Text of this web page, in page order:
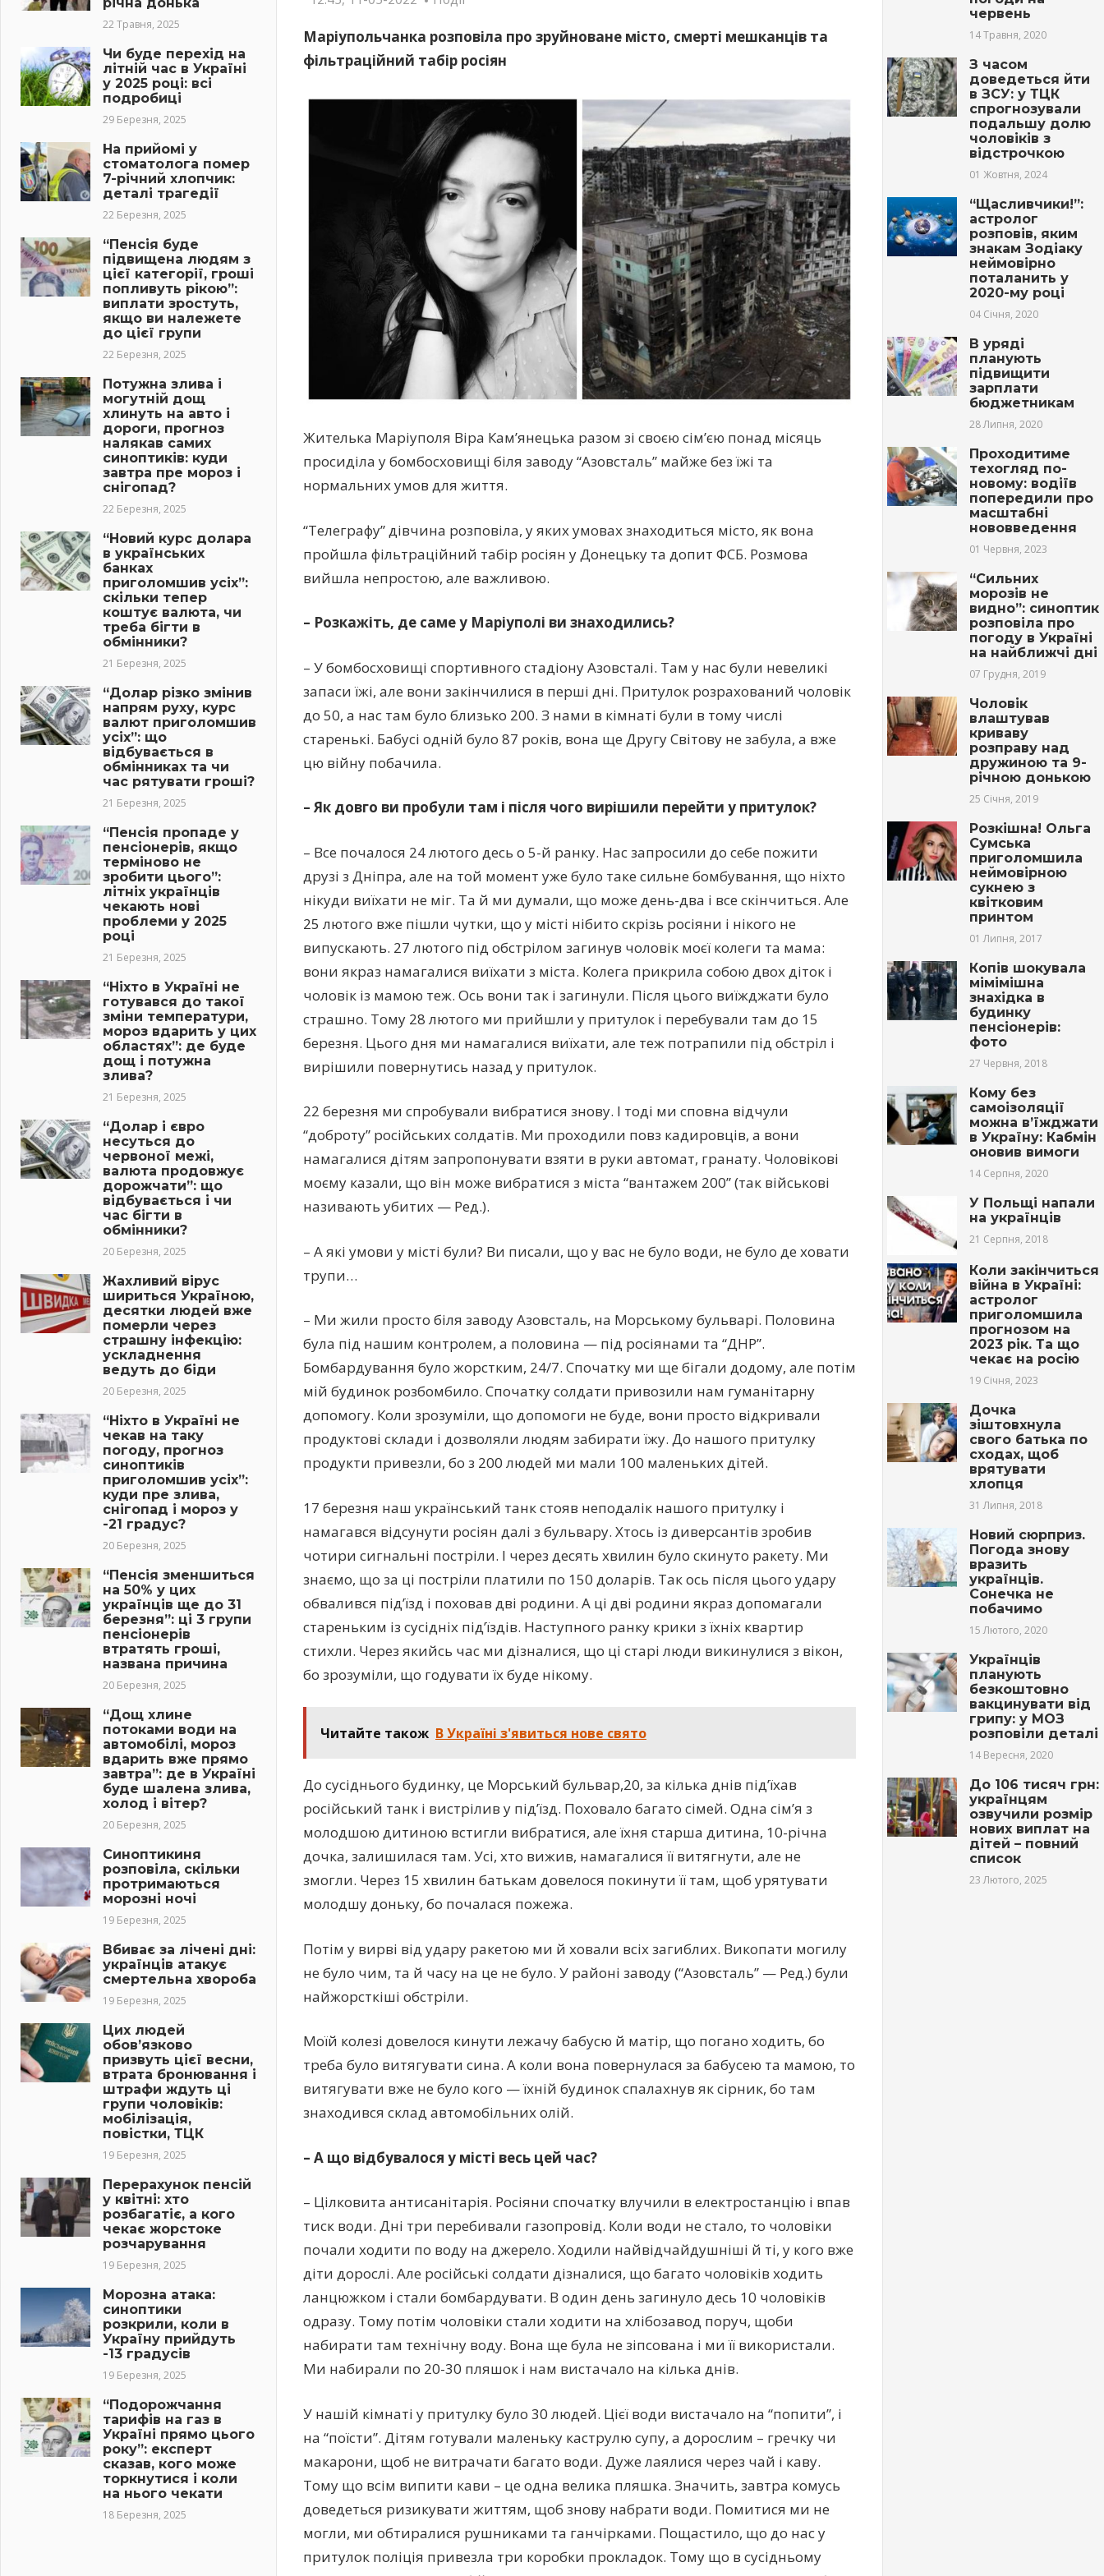
Маріупольчанка розповіла про зруйноване місто, смерті мешканців та
фільтраційний табір росіян
Жителька Маріуполя Віра Кам’янецька разом зі своєю сім’єю понад місяць
просиділа у бомбосховищі біля заводу “Азовсталь” майже без їжі та
нормальних умов для життя.
“Телеграфу” дівчина розповіла, у яких умовах знаходиться місто, як вона
пройшла фільтраційний табір росіян у Донецьку та допит ФСБ. Розмова
вийшла непростою, але важливою.
– Розкажіть, де саме у Маріуполі ви знаходились?
– У бомбосховищі спортивного стадіону Азовсталі. Там у нас були невеликі
запаси їжі, але вони закінчилися в перші дні. Притулок розрахований чоловік
до 50, а нас там було близько 200. З нами в кімнаті були в тому числі
старенькі. Бабусі одній було 87 років, вона ще Другу Світову не забула, а вже
цю війну побачила.
– Як довго ви пробули там і після чого вирішили перейти у притулок?
– Все почалося 24 лютого десь о 5-й ранку. Нас запросили до себе пожити
друзі з Дніпра, але на той момент уже було таке сильне бомбування, що ніхто
нікуди виїхати не міг. Та й ми думали, що може день-два і все скінчиться. Але
25 лютого вже пішли чутки, що у місті нібито скрізь росіяни і нікого не
випускають. 27 лютого під обстрілом загинув чоловік моєї колеги та мама:
вони якраз намагалися виїхати з міста. Колега прикрила собою двох діток і
чоловік із мамою теж. Ось вони так і загинули. Після цього виїжджати було
страшно. Тому 28 лютого ми прийшли у притулок і перебували там до 15
березня. Цього дня ми намагалися виїхати, але теж потрапили під обстріл і
вирішили повернутись назад у притулок.
22 березня ми спробували вибратися знову. І тоді ми сповна відчули
“доброту” російських солдатів. Ми проходили повз кадировців, а вони
намагалися дітям запропонувати взяти в руки автомат, гранату. Чоловікові
моєму казали, що він може вибратися з міста “вантажем 200” (так військові
називають убитих — Ред.).
– А які умови у місті були? Ви писали, що у вас не було води, не було де ховати
трупи…
– Ми жили просто біля заводу Азовсталь, на Морському бульварі. Половина
була під нашим контролем, а половина — під росіянами та “ДНР”.
Бомбардування було жорстким, 24/7. Спочатку ми ще бігали додому, але потім
мій будинок розбомбило. Спочатку солдати привозили нам гуманітарну
допомогу. Коли зрозуміли, що допомоги не буде, вони просто відкривали
продуктові склади і дозволяли людям забирати їжу. До нашого притулку
продукти привезли, бо з 200 людей ми мали 100 маленьких дітей.
17 березня наш український танк стояв неподалік нашого притулку і
намагався відсунути росіян далі з бульвару. Хтось із диверсантів зробив
чотири сигнальні постріли. І через десять хвилин було скинуто ракету. Ми
знаємо, що за ці постріли платили по 150 доларів. Так ось після цього удару
обвалився під’їзд і поховав дві родини. А ці дві родини якраз допомагали
стареньким із сусідніх під’їздів. Наступного ранку крики з їхніх квартир
стихли. Через якийсь час ми дізналися, що ці старі люди викинулися з вікон,
бо зрозуміли, що годувати їх буде нікому.
Читайте також В Україні з'явиться нове свято
До сусіднього будинку, це Морський бульвар,20, за кілька днів під’їхав
російський танк і вистрілив у під’їзд. Поховало багато сімей. Одна сім’я з
молодшою дитиною встигли вибратися, але їхня старша дитина, 10-річна
дочка, залишилася там. Усі, хто вижив, намагалися її витягнути, але не
змогли. Через 15 хвилин батькам довелося покинути її там, щоб урятувати
молодшу доньку, бо почалася пожежа.
Потім у вирві від удару ракетою ми й ховали всіх загиблих. Викопати могилу
не було чим, та й часу на це не було. У районі заводу (“Азовсталь” — Ред.) були
найжорсткіші обстріли.
Моїй колезі довелося кинути лежачу бабусю й матір, що погано ходить, бо
треба було витягувати сина. А коли вона повернулася за бабусею та мамою, то
витягувати вже не було кого — їхній будинок спалахнув як сірник, бо там
знаходився склад автомобільних олій.
– А що відбувалося у місті весь цей час?
– Цілковита антисанітарія. Росіяни спочатку влучили в електростанцію і впав
тиск води. Дні три перебивали газопровід. Коли води не стало, то чоловіки
почали ходити по воду на джерело. Ходили найвідчайдушніші й ті, у кого вже
діти дорослі. Але російські солдати дізналися, що багато чоловіків ходить
ланцюжком і стали бомбардувати. В один день загинуло десь 10 чоловіків
одразу. Тому потім чоловіки стали ходити на хлібозавод поруч, щоби
набирати там технічну воду. Вона ще була не зіпсована і ми її використали.
Ми набирали по 20-30 пляшок і нам вистачало на кілька днів.
У нашій кімнаті у притулку було 30 людей. Цієї води вистачало на “попити”, і
на “поїсти”. Дітям готували маленьку каструлю супу, а дорослим – гречку чи
макарони, щоб не витрачати багато води. Дуже лаялися через чай і каву.
Тому що всім випити кави – це одна велика пляшка. Значить, завтра комусь
доведеться ризикувати життям, щоб знову набрати води. Помитися ми не
могли, ми обтиралися рушниками та ганчірками. Пощастило, що до нас у
притулок поліція привезла три коробки прокладок. Тому що в сусідньому
22 Травня, 2025
Чи буде перехід на
літній час в Україні
у 2025 році: всі
подробиці
29 Березня, 2025
На прийомі у
стоматолога помер
7-річний хлопчик:
деталі трагедії
22 Березня, 2025
“Пенсія буде
підвищена людям з
цієї категорії, гроші
попливуть рікою”:
виплати зростуть,
якщо ви належете
до цієї групи
22 Березня, 2025
Потужна злива і
могутній дощ
хлинуть на авто і
дороги, прогноз
налякав самих
синоптиків: куди
завтра пре мороз і
снігопад?
22 Березня, 2025
“Новий курс долара
в українських
банках
приголомшив усіх”:
скільки тепер
коштує валюта, чи
треба бігти в
обмінники?
21 Березня, 2025
“Долар різко змінив
напрям руху, курс
валют приголомшив
усіх”: що
відбувається в
обмінниках та чи
час рятувати гроші?
21 Березня, 2025
“Пенсія пропаде у
пенсіонерів, якщо
терміново не
зробити цього”:
літніх українців
чекають нові
проблеми у 2025
році
21 Березня, 2025
“Ніхто в Україні не
готувався до такої
зміни температури,
мороз вдарить у цих
областях”: де буде
дощ і потужна
злива?
21 Березня, 2025
“Долар і євро
несуться до
червоної межі,
валюта продовжує
дорожчати”: що
відбувається і чи
час бігти в
обмінники?
20 Березня, 2025
Жахливий вірус
шириться Україною,
десятки людей вже
померли через
страшну інфекцію:
ускладнення
ведуть до біди
20 Березня, 2025
“Ніхто в Україні не
чекав на таку
погоду, прогноз
синоптиків
приголомшив усіх”:
куди пре злива,
снігопад і мороз у
-21 градус?
20 Березня, 2025
“Пенсія зменшиться
на 50% у цих
українців ще до 31
березня”: ці 3 групи
пенсіонерів
втратять гроші,
названа причина
20 Березня, 2025
“Дощ хлине
потоками води на
автомобілі, мороз
вдарить вже прямо
завтра”: де в Україні
буде шалена злива,
холод і вітер?
20 Березня, 2025
Синоптикиня
розповіла, скільки
протримаються
морозні ночі
19 Березня, 2025
Вбиває за лічені дні:
українців атакує
смертельна хвороба
19 Березня, 2025
Цих людей
обов’язково
призвуть цієї весни,
втрата бронювання і
штрафи ждуть ці
групи чоловіків:
мобілізація,
повістки, ТЦК
19 Березня, 2025
Перерахунок пенсій
у квітні: хто
розбагатіє, а кого
чекає жорстоке
розчарування
19 Березня, 2025
Морозна атака:
синоптики
розкрили, коли в
Україну прийдуть
-13 градусів
19 Березня, 2025
“Подорожчання
тарифів на газ в
Україні прямо цього
року”: експерт
сказав, кого може
торкнутися і коли
на нього чекати
18 Березня, 2025
червень
14 Травня, 2020
З часом
доведеться йти
в ЗСУ: у ТЦК
спрогнозували
подальшу долю
чоловіків з
відстрочкою
01 Жовтня, 2024
“Щасливчики!”:
астролог
розповів, яким
знакам Зодіаку
неймовірно
поталанить у
2020-му році
04 Січня, 2020
В уряді
планують
підвищити
зарплати
бюджетникам
28 Липня, 2020
Проходитиме
техогляд по-
новому: водіїв
попередили про
масштабні
нововведення
01 Червня, 2023
“Сильних
морозів не
видно”: синоптик
розповіла про
погоду в Україні
на найближчі дні
07 Грудня, 2019
Чоловік
влаштував
криваву
розправу над
дружиною та 9-
річною донькою
25 Січня, 2019
Розкішна! Ольга
Сумська
приголомшила
неймовірною
сукнею з
квітковим
принтом
01 Липня, 2017
Копів шокувала
мімімішна
знахідка в
будинку
пенсіонерів:
фото
27 Червня, 2018
Кому без
самоізоляції
можна в’їжджати
в Україну: Кабмін
оновив вимоги
14 Серпня, 2020
У Польщі напали
на українців
21 Серпня, 2018
Коли закінчиться
війна в Україні:
астролог
приголомшила
прогнозом на
2023 рік. Та що
чекає на росію
19 Січня, 2023
Дочка
зіштовхнула
свого батька по
сходах, щоб
врятувати
хлопця
31 Липня, 2018
Новий сюрприз.
Погода знову
вразить
українців.
Сонечка не
побачимо
15 Лютого, 2020
Українців
планують
безкоштовно
вакцинувати від
грипу: у МОЗ
розповіли деталі
14 Вересня, 2020
До 106 тисяч грн:
українцям
озвучили розмір
нових виплат на
дітей – повний
список
23 Лютого, 2025